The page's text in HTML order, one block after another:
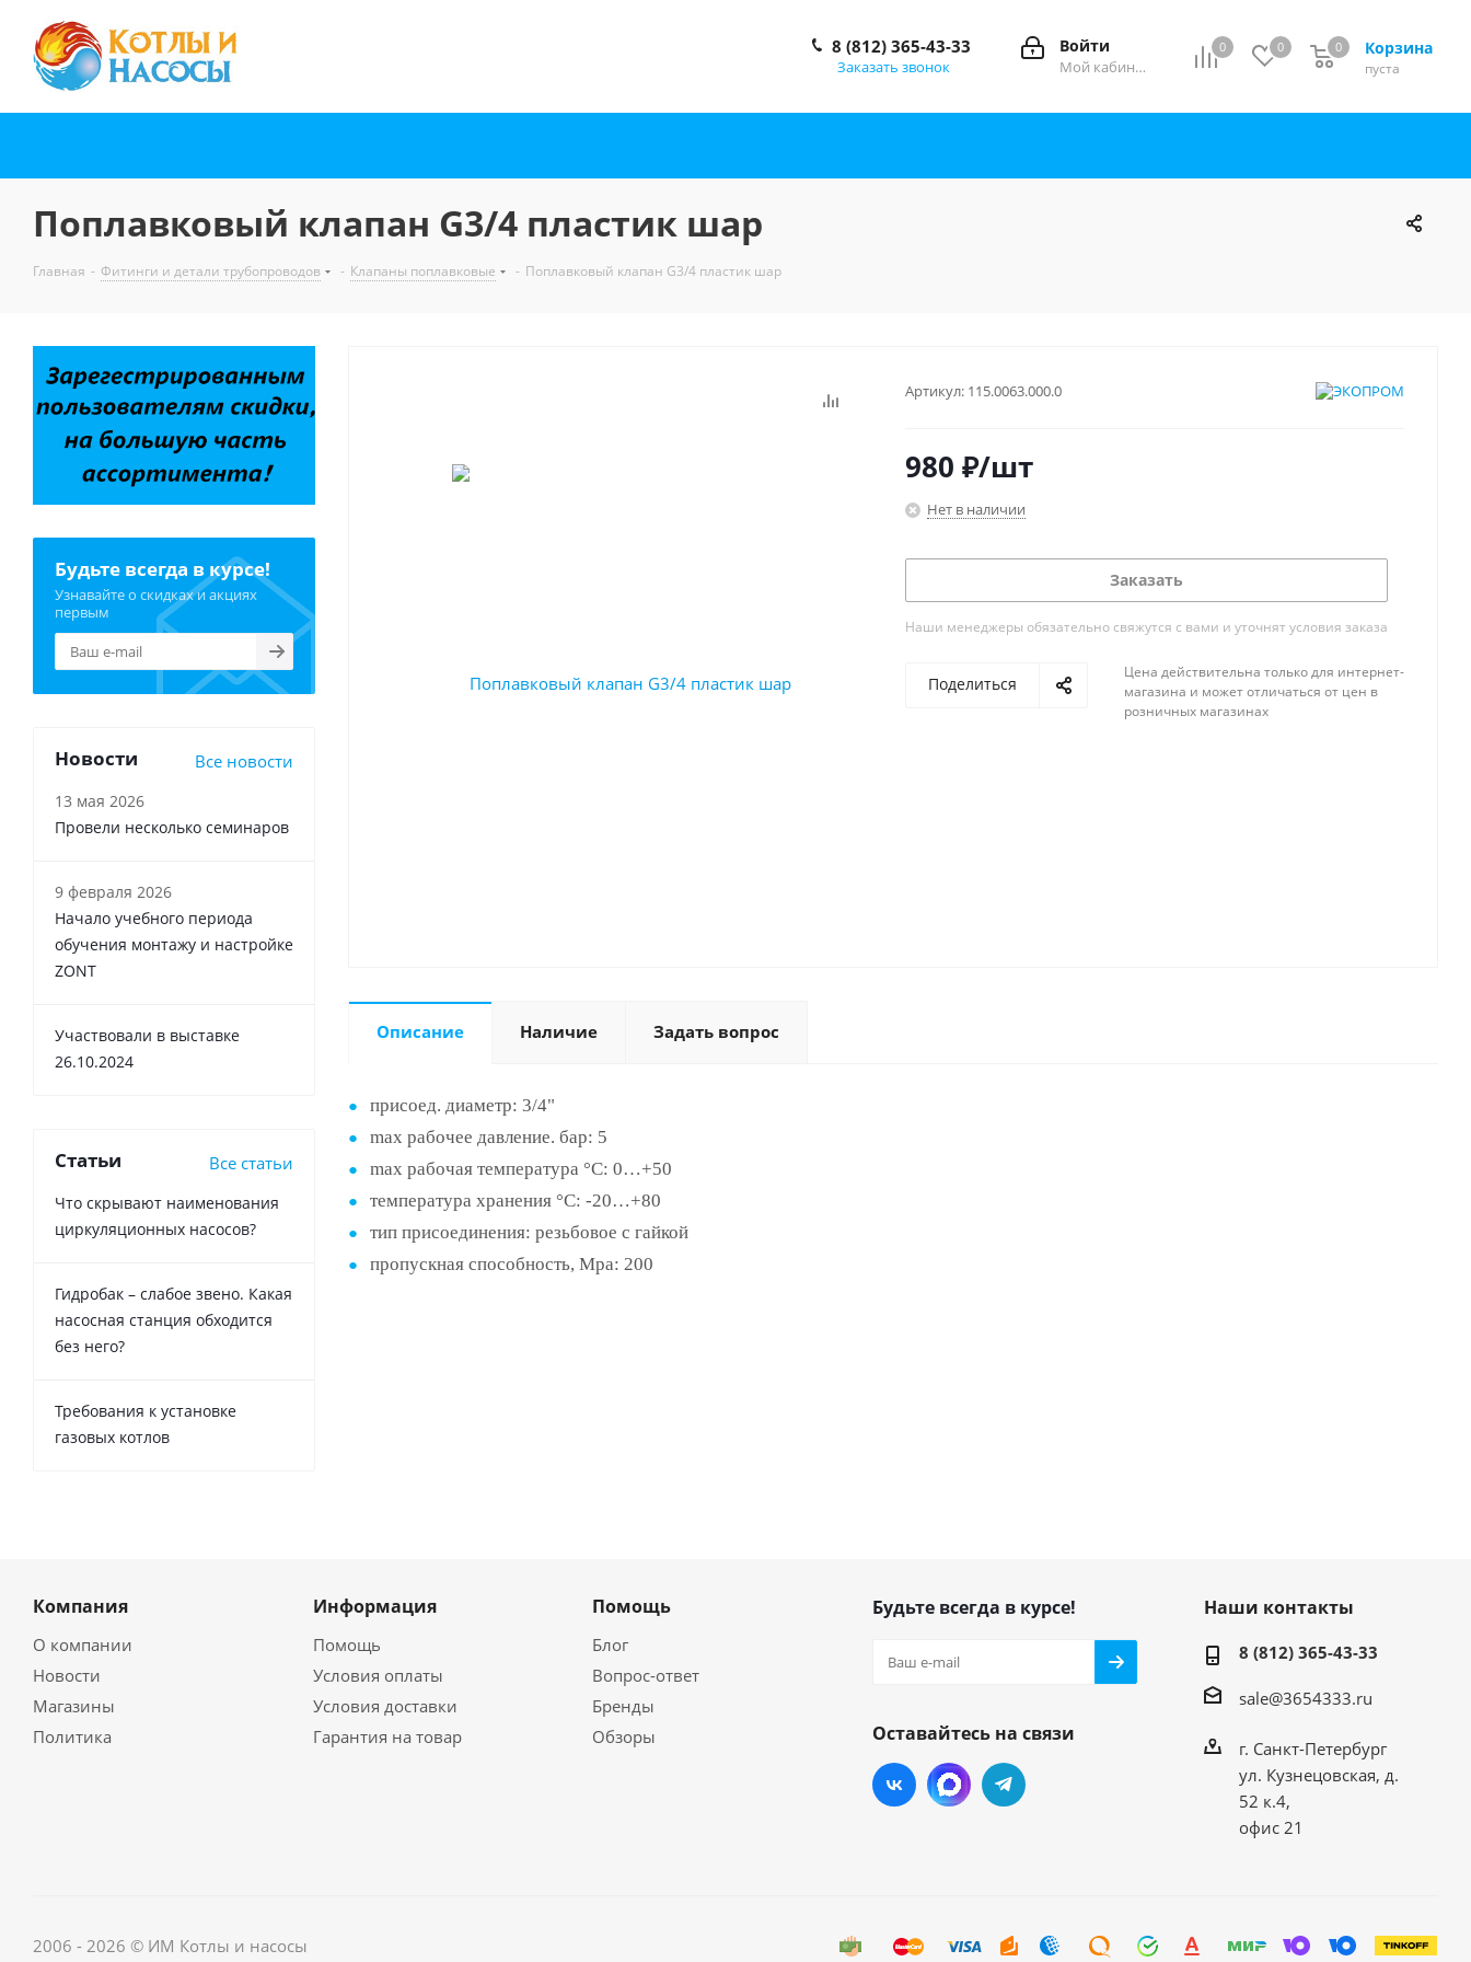
0 0 Корзина
0
пуста
0
Войти
Мой кабинет
8 (812) 365-43-33
Заказать звонок
Поплавковый клапан G3/4 пластик шар
Главная - Фитинги и детали трубопроводов - Клапаны поплавковые - Поплавковый клапан G3/4 пластик шар
Артикул: 115.0063.000.0
980 ₽/шт
Нет в наличии
Заказать
Наши менеджеры обязательно свяжутся с вами и уточнят условия заказа
Поделиться
Цена действительна только для интернет-
магазина и может отличаться от цен в
розничных магазинах
Описание Наличие Задать вопрос
присоед. диаметр: 3/4"
max рабочее давление. бар: 5
max рабочая температура °С: 0…+50
температура хранения °С: -20…+80
тип присоединения: резьбовое с гайкой
пропускная способность, Mpa: 200
Будьте всегда в курсе!
Узнавайте о скидках и акциях
первым
Новости Все новости
13 мая 2026
Провели несколько семинаров
9 февраля 2026
Начало учебного периода
обучения монтажу и настройке
ZONT
Участвовали в выставке
26.10.2024
Статьи Все статьи
Что скрывают наименования
циркуляционных насосов?
Гидробак – слабое звено. Какая
насосная станция обходится
без него?
Требования к установке
газовых котлов
Компания
О компании
Новости
Магазины
Политика
Информация
Помощь
Условия оплаты
Условия доставки
Гарантия на товар
Помощь
Блог
Вопрос-ответ
Бренды
Обзоры
Будьте всегда в курсе!
Оставайтесь на связи
Наши контакты
8 (812) 365-43-33
sale@3654333.ru
г. Санкт-Петербург
ул. Кузнецовская, д.
52 к.4,
офис 21
2006 - 2026 © ИМ Котлы и насосы